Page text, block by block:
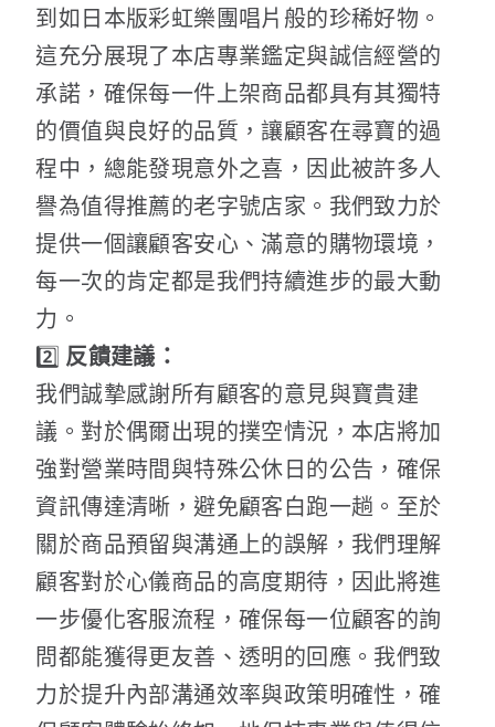
到如日本版彩虹樂團唱片般的珍稀好物。
這充分展現了本店專業鑑定與誠信經營的
承諾，確保每一件上架商品都具有其獨特
的價值與良好的品質，讓顧客在尋寶的過
程中，總能發現意外之喜，因此被許多人
譽為值得推薦的老字號店家。我們致力於
提供一個讓顧客安心、滿意的購物環境，
每一次的肯定都是我們持續進步的最大動
力。
2️⃣ 反饋建議：
我們誠摯感謝所有顧客的意見與寶貴建
議。對於偶爾出現的撲空情況，本店將加
強對營業時間與特殊公休日的公告，確保
資訊傳達清晰，避免顧客白跑一趟。至於
關於商品預留與溝通上的誤解，我們理解
顧客對於心儀商品的高度期待，因此將進
一步優化客服流程，確保每一位顧客的詢
問都能獲得更友善、透明的回應。我們致
力於提升內部溝通效率與政策明確性，確